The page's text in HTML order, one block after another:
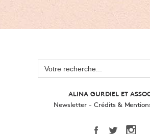
Search
for:
ALINA GURDIEL ET
Newsletter- Crédits &